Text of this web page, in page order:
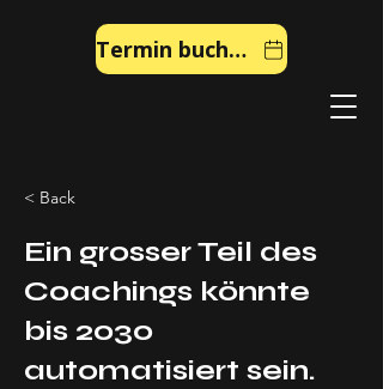
Termin buchen
< Back
Ein grosser Teil des
Coachings könnte
bis 2030
automatisiert sein.